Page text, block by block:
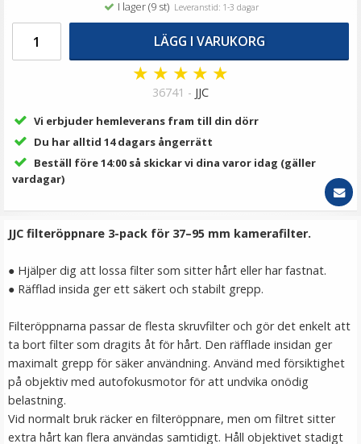
LÄGG I VARUKORG
Step Up Ring 49-52mm - Gör filtergängan större
★★ ★★★
69 kr
LÄGG I VARUKORG
I lager (9 st) Leveranstid: 1-3 dagar
LÄGG I VARUKORG
★ ★ ★ ★ ★
36741 - JJC
Vi erbjuder hemleverans fram till din dörr
Du har alltid 14 dagars ångerrätt
Beställ före 14:00 så skickar vi dina varor idag (gäller
vardagar)
JJC filteröppnare 3-pack för 37–95 mm kamerafilter.
● Hjälper dig att lossa filter som sitter hårt eller har fastnat.
● Räfflad insida ger ett säkert och stabilt grepp.
Filteröppnarna passar de flesta skruvfilter och gör det enkelt att
ta bort filter som dragits åt för hårt. Den räfflade insidan ger
maximalt grepp för säker användning. Använd med försiktighet
på objektiv med autofokusmotor för att undvika onödig
belastning.
Vid normalt bruk räcker en filteröppnare, men om filtret sitter
extra hårt kan flera användas samtidigt. Håll objektivet stadigt